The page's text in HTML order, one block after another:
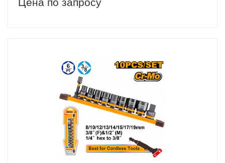
Цена по запросу